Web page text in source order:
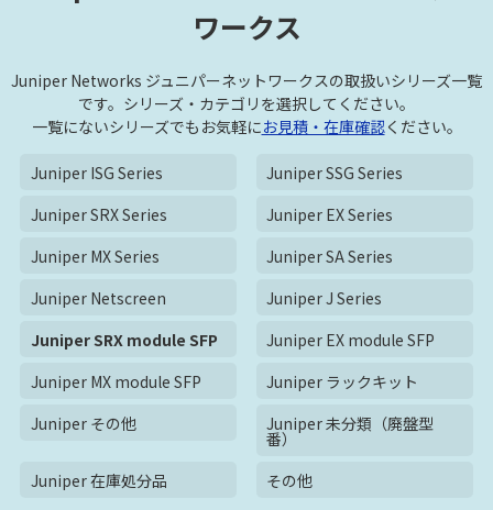
ワークス
Juniper Networks ジュニパーネットワークスの取扱いシリーズ一覧
です。シリーズ・カテゴリを選択してください。
一覧にないシリーズでもお気軽にお見積・在庫確認ください。
Juniper ISG Series
Juniper SSG Series
Juniper SRX Series
Juniper EX Series
Juniper MX Series
Juniper SA Series
Juniper Netscreen
Juniper J Series
Juniper SRX module SFP
Juniper EX module SFP
Juniper MX module SFP
Juniper ラックキット
Juniper その他
Juniper 未分類（廃盤型
番）
Juniper 在庫処分品
その他